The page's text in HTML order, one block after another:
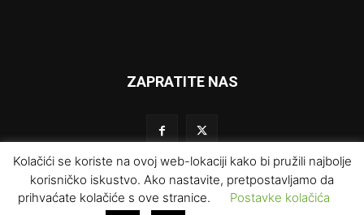
ZAPRATITE NAS
Kontakt O nama
Kolačići se koriste na ovoj web-lokaciji kako bi pružili najbolje
korisničko iskustvo. Ako nastavite, pretpostavljamo da
prihvaćate kolačiće s ove stranice.
Postavke kolačića